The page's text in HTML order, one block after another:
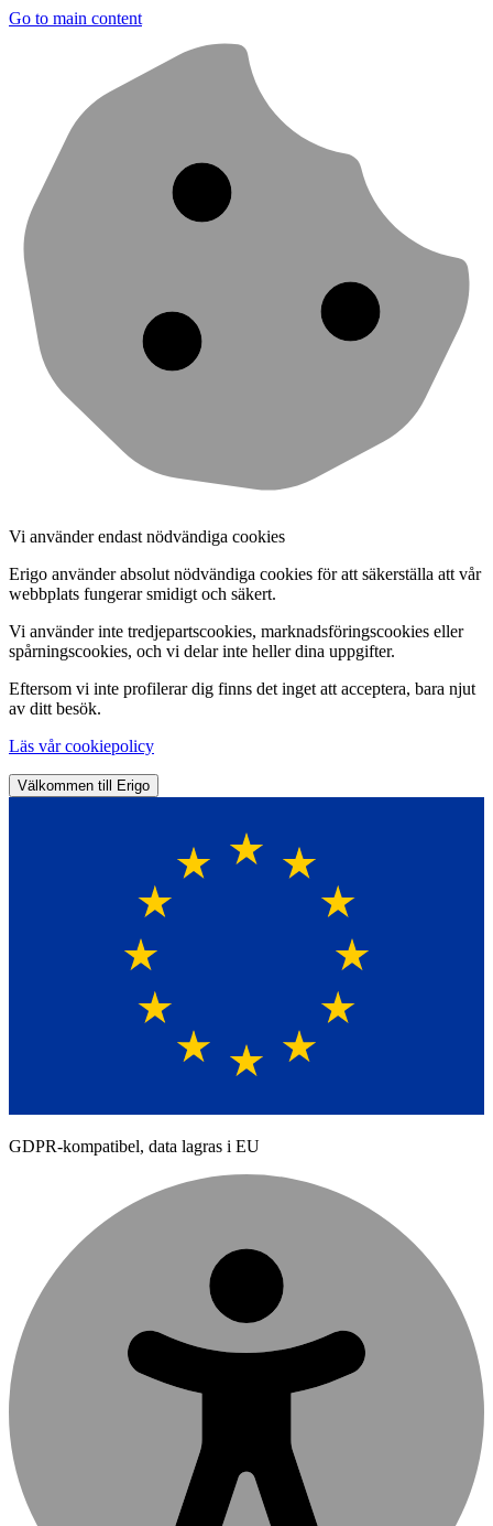
Go to main content
Vi använder endast nödvändiga cookies
Erigo använder absolut nödvändiga cookies för att säkerställa att vår
webbplats fungerar smidigt och säkert.
Vi använder inte tredjepartscookies, marknadsföringscookies eller
spårningscookies, och vi delar inte heller dina uppgifter.
Eftersom vi inte profilerar dig finns det inget att acceptera, bara njut
av ditt besök.
Läs vår cookiepolicy
Välkommen till Erigo
GDPR-kompatibel, data lagras i EU